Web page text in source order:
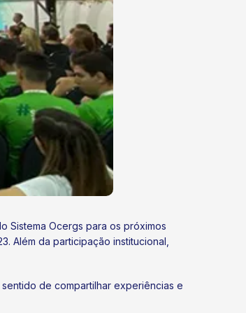
Sistema Ocergs para os próximos
Além da participação institucional,
de compartilhar experiências e